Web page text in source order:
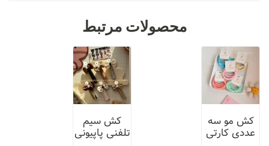
محصولات مرتبط
کش مو سه
عددی کارتی
کش سیم‌
تلفنی پاپیونی